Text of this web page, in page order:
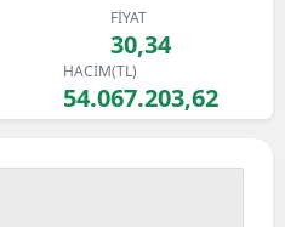
Antalya
Artvin
FİYAT
30,34
HACİM(TL)
54.067.203,62